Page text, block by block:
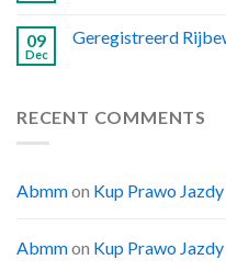
09
Dec
Geregistreerd
RECENT COMMENTS
Abmmon Kup Prawo
Abmmon Kup Prawo